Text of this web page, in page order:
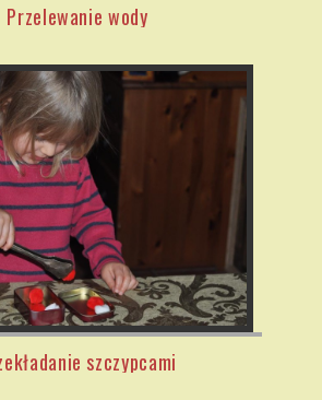
Przelewanie wody
szczypcami